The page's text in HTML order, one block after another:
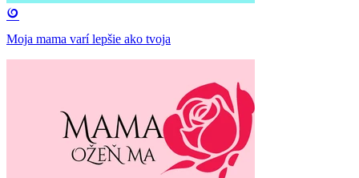
Moja mama varí lepšie ako tvoja